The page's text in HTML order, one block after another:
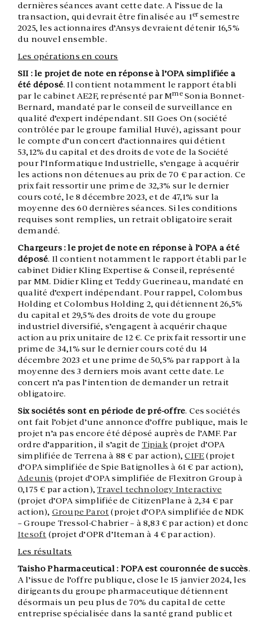
dernières séances avant cette date. A l’issue de la
transaction, qui devrait être finalisée au 1er semestre
2025, les actionnaires d’Ansys devraient détenir 16,5%
du nouvel ensemble.
Les opérations en cours
SII : le projet de note en réponse à l’OPA simplifiée a
été déposé. Il contient notamment le rapport établi
par le cabinet AE2F, représenté par MmeSonia Bonnet-
Bernard, mandaté par le conseil de surveillance en
qualité d’expert indépendant. SII Goes On (société
contrôlée par le groupe familial Huvé), agissant pour
le compte d’un concert d’actionnaires qui détient
53,12% du capital et des droits de vote de la Société
pour l’Informatique Industrielle, s’engage à acquérir
les actions non détenues au prix de 70 € par action. Ce
prix fait ressortir une prime de 32,3% sur le dernier
cours coté, le 8 décembre 2023, et de 47,1% sur la
moyenne des 60 dernières séances. Si les conditions
requises sont remplies, un retrait obligatoire serait
demandé.
Chargeurs : le projet de note en réponse à l’OPA a été
déposé. Il contient notamment le rapport établi par le
cabinet Didier Kling Expertise & Conseil, représenté
par MM. Didier Kling et Teddy Guerineau, mandaté en
qualité d’expert indépendant. Pour rappel, Colombus
Holding et Colombus Holding 2, qui détiennent 26,5%
du capital et 29,5% des droits de vote du groupe
industriel diversifié, s’engagent à acquérir chaque
action au prix unitaire de 12 €. Ce prix fait ressortir une
prime de 34,1% sur le dernier cours coté du 14
décembre 2023 et une prime de 50,5% par rapport à la
moyenne des 3 derniers mois avant cette date. Le
concert n’a pas l’intention de demander un retrait
obligatoire.
Six sociétés sont en période de pré-offre. Ces sociétés
ont fait l’objet d’une annonce d’offre publique, mais le
projet n’a pas encore été déposé auprès de l’AMF. Par
ordre d’apparition, il s’agit de Tipiak (projet d’OPA
simplifiée de Terrena à 88 € par action),CIFE(projet
d’OPA simplifiée de Spie Batignolles à 61 € par action),
Adeunis (projet d’OPA simplifiée de Flexitron Group à
0,175 € par action),Travel technology Interactive
(projet d’OPA simplifiée de CitizenPlane à 2,34 € par
action), Groupe Parot(projet d’OPA simplifiée de NDK
– Groupe Tressol-Chabrier – à 8,83 € par action) et donc
Itesoft (projet d’OPR d’Iteman à 4 € par action).
Les résultats
Taisho Pharmaceutical : l’OPA est couronnée de succès.
A l’issue de l’offre publique, close le 15 janvier 2024, les
dirigeants du groupe pharmaceutique détiennent
désormais un peu plus de 70% du capital de cette
entreprise spécialisée dans la santé grand public et